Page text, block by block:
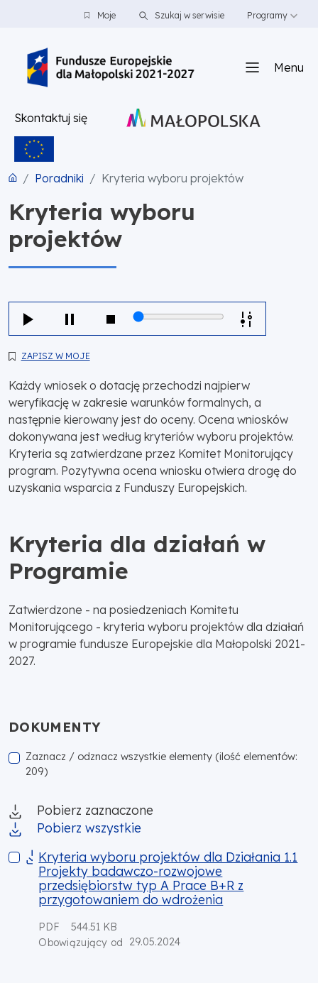
PRZEJDŹ DO TREŚCI
PRZEJDŹ DO MENUMoje Szukaj w serwisie Programy
Menu
Skontaktuj się
Poradniki Kryteria wyboru projektów
Kryteria wyboru
projektów
ZAPISZ W MOJE
Każdy wniosek o dotację przechodzi najpierw
weryfikację w zakresie warunków formalnych, a
następnie kierowany jest do oceny. Ocena wniosków
dokonywana jest według kryteriów wyboru projektów.
Kryteria są zatwierdzane przez Komitet Monitorujący
program. Pozytywna ocena wniosku otwiera drogę do
uzyskania wsparcia z Funduszy Europejskich.
Kryteria dla działań w
Programie
Zatwierdzone - na posiedzeniach Komitetu
Monitorującego - kryteria wyboru projektów dla działań
w programie fundusze Europejskie dla Małopolski 2021-
2027.
DOKUMENTY
Zaznacz / odznacz wszystkie elementy (ilość elementów:
209)
Pobierz zaznaczone
Pobierz wszystkie
Kryteria wyboru projektów dla Działania 1.1 Projekty
Kryteria wyboru projektów dla Działania 1.1
Projekty badawczo-rozwojowe
przedsiębiorstw typ A Prace B+R z
przygotowaniem do wdrożenia
PDF
544.51 KB
Obowiązujący od
29.05.2024